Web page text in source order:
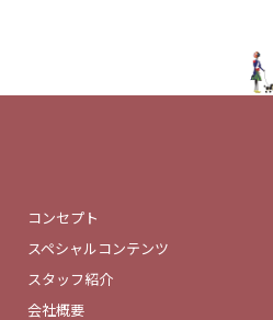
コンセプト
スペシャルコンテンツ
スタッフ紹介
会社概要